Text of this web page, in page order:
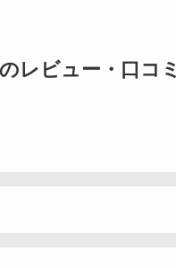
レビュー・口コミ